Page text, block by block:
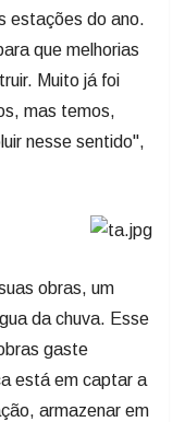
estações do ano.
que melhorias
Muito já foi
mas temos,
nesse sentido",
obras, um
da chuva. Esse
gaste
está em captar a
armazenar em